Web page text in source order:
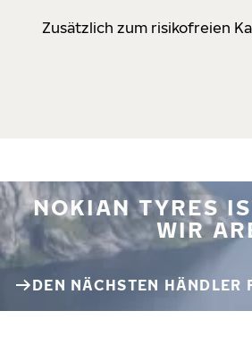
Zusätzlich zum risikofreien
NOKIAN TYRES
WIR
DEN NÄCHSTEN HÄNDLER